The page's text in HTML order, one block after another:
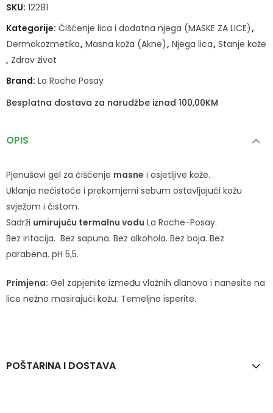
SKU: 12281
Kategorije: Čišćenje lica i dodatna njega (MASKE ZA LICE),
Dermokozmetika, Masna koža (Akne), Njega lica, Stanje kože
, Zdrav život
Brand: La Roche Posay
Besplatna dostava za narudžbe iznad 100,00KM
OPIS
Pjenušavi gel za čišćenje masne i osjetljive kože.
Uklanja nečistoće i prekomjerni sebum ostavljajući kožu
svježom i čistom.
Sadrži umirujuću termalnu vodu La Roche-Posay.
Bez iritacija. Bez sapuna. Bez alkohola. Bez boja. Bez
parabena. pH 5,5.
Primjena: Gel zapjenite između vlažnih dlanova i nanesite na
lice nežno masirajući kožu. Temeljno isperite.
POŠTARINA I DOSTAVA